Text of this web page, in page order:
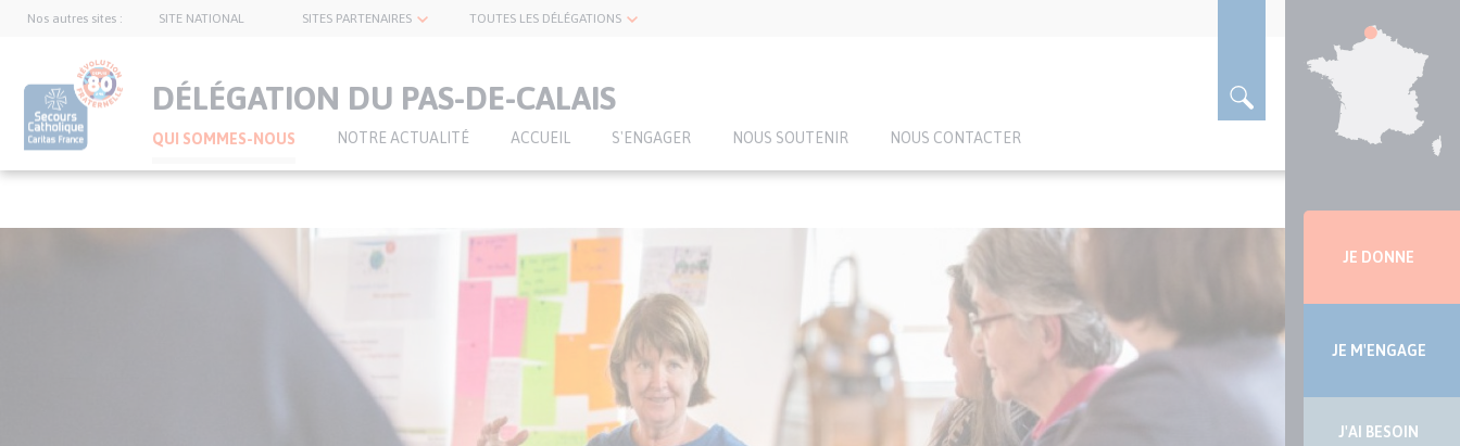
Nos autres sites : SITE NATIONAL SITES PARTENAIRES TOUTES LES DÉLÉGATIONS
DÉLÉGATION DU PAS-DE-CALAIS
QUI SOMMES-NOUS NOTRE ACTUALITÉ ACCUEIL S'ENGAGER NOUS SOUTENIR NOUS CONTACTER
Menu
latéraleJE DONNE
JE M'ENGAGE
J'AI BESOIN